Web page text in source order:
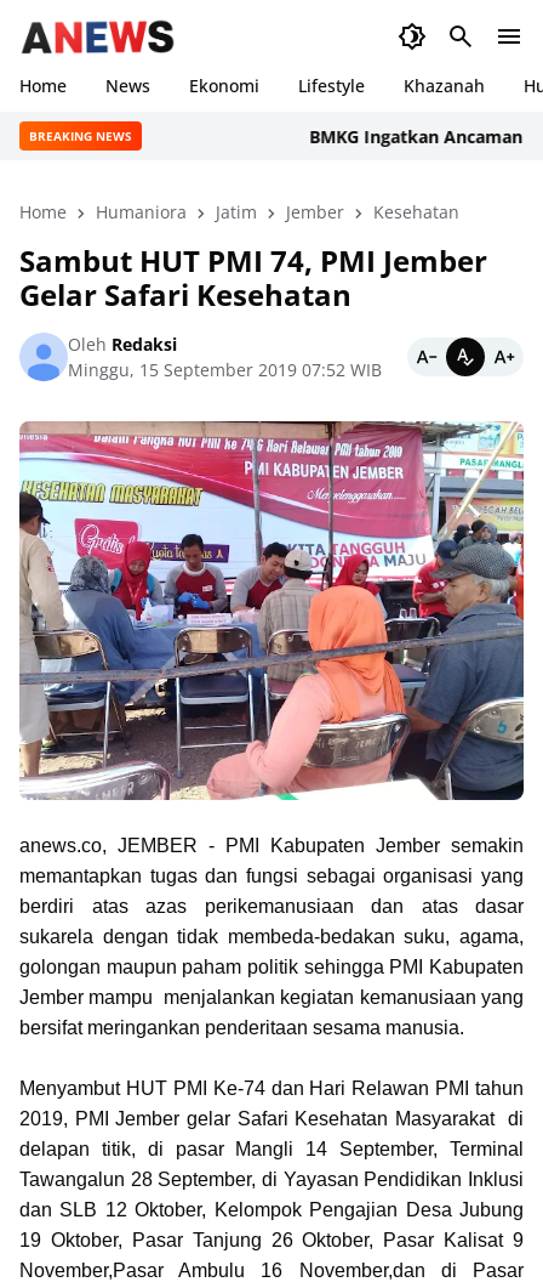
Home News Ekonomi Lifestyle Khazanah
BREAKING NEWS BMKG Ingatkan Ancaman
Home Humaniora Jatim Jember Kesehatan
Sambut HUT PMI 74, PMI Jember
Gelar Safari Kesehatan
Oleh Redaksi
Minggu, 15 September 2019 07:52 WIB
anews.co, JEMBER - PMI Kabupaten Jember semakin
memantapkan tugas dan fungsi sebagai organisasi yang
berdiri atas azas perikemanusiaan dan atas dasar
sukarela dengan tidak membeda-bedakan suku, agama,
golongan maupun paham politik sehingga PMI Kabupaten
Jember mampu menjalankan kegiatan kemanusiaan yang
bersifat meringankan penderitaan sesama manusia.
Menyambut HUT PMI Ke-74 dan Hari Relawan PMI tahun
2019, PMI Jember gelar Safari Kesehatan Masyarakat di
delapan titik, di pasar Mangli 14 September, Terminal
Tawangalun 28 September, di Yayasan Pendidikan Inklusi
dan SLB 12 Oktober, Kelompok Pengajian Desa Jubung
19 Oktober, Pasar Tanjung 26 Oktober, Pasar Kalisat 9
November,Pasar Ambulu 16 November,dan di Pasar